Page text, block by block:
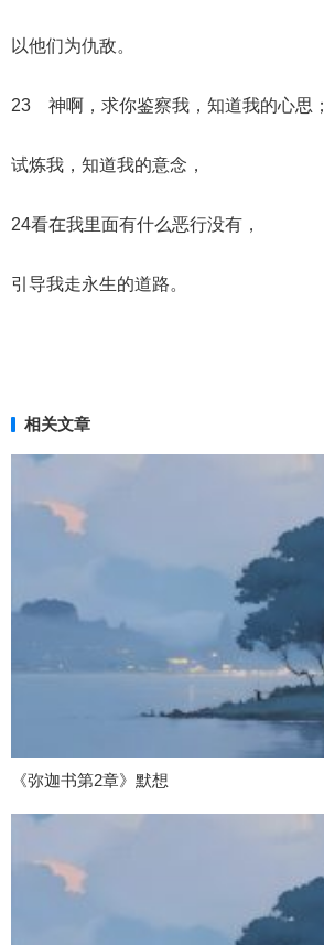
以他们为仇敌。
23 神啊，求你鉴察我，知道我的心思；
试炼我，知道我的意念，
24看在我里面有什么恶行没有，
引导我走永生的道路。
相关文章
《弥迦书第2章》默想